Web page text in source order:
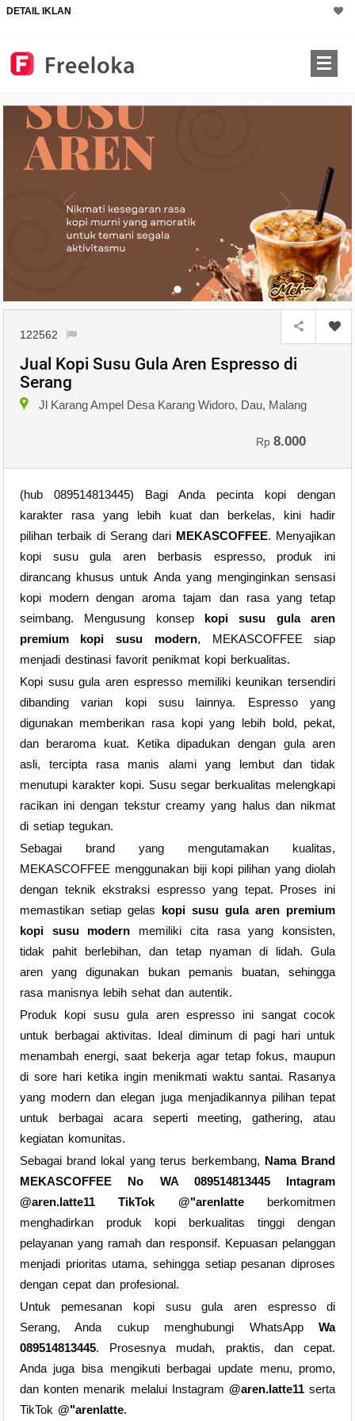
DETAIL IKLAN
122562
Jual Kopi Susu Gula Aren Espresso di
Serang
Jl Karang Ampel Desa Karang Widoro, Dau, Malang
Rp8.000
(hub 089514813445) Bagi Anda pecinta kopi dengan
karakter rasa yang lebih kuat dan berkelas, kini hadir
pilihan terbaik di Serang dari MEKASCOFFEE. Menyajikan
kopi susu gula aren berbasis espresso, produk ini
dirancang khusus untuk Anda yang menginginkan sensasi
kopi modern dengan aroma tajam dan rasa yang tetap
seimbang. Mengusung konsep kopi susu gula aren
premium kopi susu modern, MEKASCOFFEE siap
menjadi destinasi favorit penikmat kopi berkualitas.
Kopi susu gula aren espresso memiliki keunikan tersendiri
dibanding varian kopi susu lainnya. Espresso yang
digunakan memberikan rasa kopi yang lebih bold, pekat,
dan beraroma kuat. Ketika dipadukan dengan gula aren
asli, tercipta rasa manis alami yang lembut dan tidak
menutupi karakter kopi. Susu segar berkualitas melengkapi
racikan ini dengan tekstur creamy yang halus dan nikmat
di setiap tegukan.
Sebagai brand yang mengutamakan kualitas,
MEKASCOFFEE menggunakan biji kopi pilihan yang diolah
dengan teknik ekstraksi espresso yang tepat. Proses ini
memastikan setiap gelas kopi susu gula aren premium
kopi susu modern memiliki cita rasa yang konsisten,
tidak pahit berlebihan, dan tetap nyaman di lidah. Gula
aren yang digunakan bukan pemanis buatan, sehingga
rasa manisnya lebih sehat dan autentik.
Produk kopi susu gula aren espresso ini sangat cocok
untuk berbagai aktivitas. Ideal diminum di pagi hari untuk
menambah energi, saat bekerja agar tetap fokus, maupun
di sore hari ketika ingin menikmati waktu santai. Rasanya
yang modern dan elegan juga menjadikannya pilihan tepat
untuk berbagai acara seperti meeting, gathering, atau
kegiatan komunitas.
Sebagai brand lokal yang terus berkembang, Nama Brand
MEKASCOFFEE No WA 089514813445 Intagram
@aren.latte11 TikTok @"arenlatteberkomitmen
menghadirkan produk kopi berkualitas tinggi dengan
pelayanan yang ramah dan responsif. Kepuasan pelanggan
menjadi prioritas utama, sehingga setiap pesanan diproses
dengan cepat dan profesional.
Untuk pemesanan kopi susu gula aren espresso di
Serang, Anda cukup menghubungi WhatsAppWa
089514813445. Prosesnya mudah, praktis, dan cepat.
Anda juga bisa mengikuti berbagai update menu, promo,
dan konten menarik melalui Instagram @aren.latte11serta
TikTok @"arenlatte.